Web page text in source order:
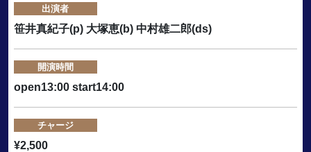
出演者
笹井真紀子(p) 大塚恵(b) 中村雄二郎(ds)
開演時間
open13:00 start14:00
チャージ
¥2,500